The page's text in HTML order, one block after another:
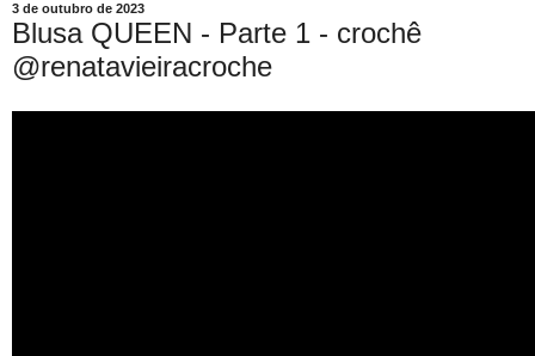
3 de outubro de 2023
Blusa QUEEN - Parte 1 - crochê
@renatavieiracroche